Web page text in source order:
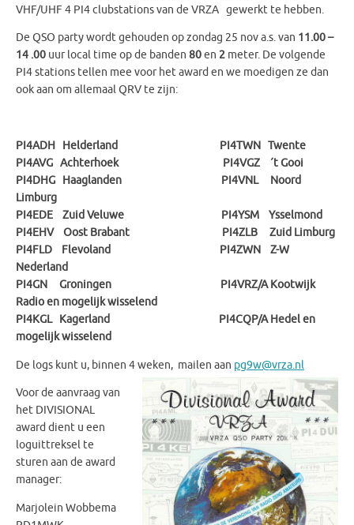
VHF/UHF 4 PI4 clubstations van de VRZA gewerkt te hebben.
De QSO party wordt gehouden op zondag 25 nov a.s. van 11.00 –
14 .00 uur local time op de banden 80en 2 meter. De volgende
PI4 stations tellen mee voor het award en we moedigen ze dan
ook aan om allemaal QRV te zijn:
PI4ADH Helderland PI4TWN Twente
PI4AVG Achterhoek PI4VGZ ´t Gooi
PI4DHG Haaglanden PI4VNL Noord
Limburg
PI4EDE Zuid Veluwe PI4YSM Ysselmond
PI4EHV Oost Brabant PI4ZLB Zuid Limburg
PI4FLD Flevoland PI4ZWN Z-W
Nederland
PI4GN Groningen PI4VRZ/A Kootwijk
Radio en mogelijk wisselend
PI4KGL Kagerland PI4CQP/A Hedel en
mogelijk wisselend
De logs kunt u, binnen 4 weken, mailen aan pg9w@vrza.nl
Voor de aanvraag van
het DIVISIONAL
award dient u een
loguittreksel te
sturen aan de award
manager:
Marjolein Wobbema